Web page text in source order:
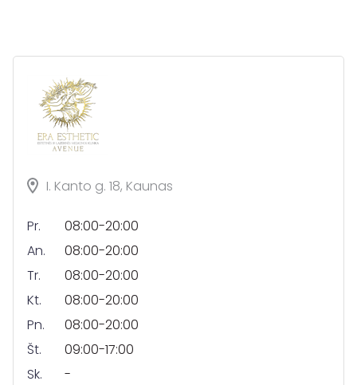
I. Kanto g. 18, Kaunas
Pr.
08:00-20:00
An.
08:00-20:00
Tr.
08:00-20:00
Kt.
08:00-20:00
Pn.
08:00-20:00
Št.
09:00-17:00
Sk.
-